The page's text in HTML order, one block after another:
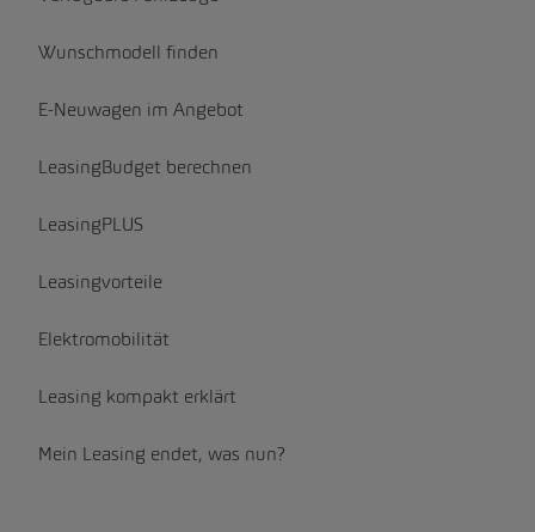
Wunschmodell finden
E-Neuwagen im Angebot
LeasingBudget berechnen
LeasingPLUS
Leasingvorteile
Elektromobilität
Leasing kompakt erklärt
Mein Leasing endet, was nun?